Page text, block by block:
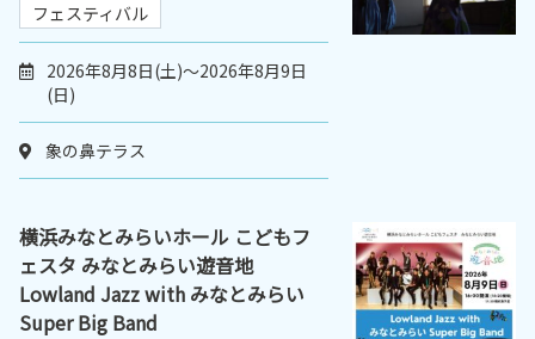
フェスティバル
2026年8月8日(土)～2026年8月9日
(日)
象の鼻テラス
横浜みなとみらいホール こどもフ
ェスタ みなとみらい遊音地
Lowland Jazz with みなとみらい
Super Big Band